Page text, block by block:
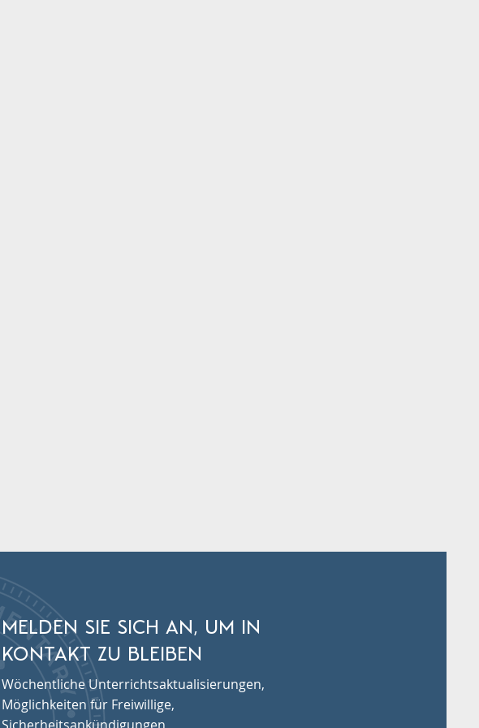
MELDEN SIE SICH AN, UM IN
KONTAKT ZU BLEIBEN
Wöchentliche Unterrichtsaktualisierungen,
Möglichkeiten für Freiwillige,